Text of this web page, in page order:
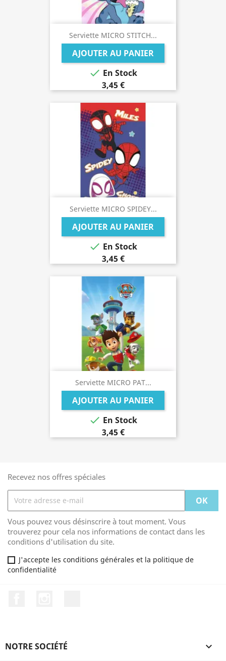
Serviette MICRO STITCH...
AJOUTER AU PANIER
 En Stock
3,45 €
Serviette MICRO SPIDEY...
AJOUTER AU PANIER
 En Stock
3,45 €
Serviette MICRO PAT...
AJOUTER AU PANIER
 En Stock
3,45 €
Recevez nos offres spéciales
Vous pouvez vous désinscrire à tout moment. Vous
trouverez pour cela nos informations de contact dans les
conditions d'utilisation du site.
J'accepte les conditions générales et la politique de
confidentialité
NOTRE SOCIÉTÉ 